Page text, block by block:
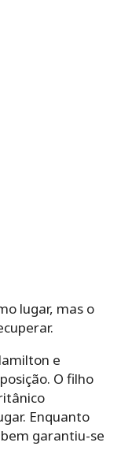
lugar, mas o
e
O filho
Enquanto
garantiu-se